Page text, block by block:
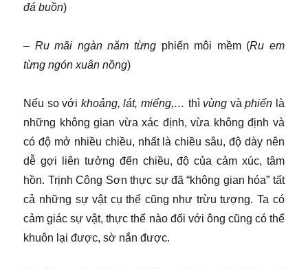
đá buồn)
– Ru mãi ngàn năm từng phiến môi mềm (Ru em
từng ngón xuân nồng)
Nếu so với khoảng, lát, miếng,… thì vùng vàphiến là
những không gian vừa xác định, vừa không định và
có độ mở nhiều chiều, nhất là chiều sâu, độ dày nên
dễ gợi liên tưởng đến chiều, độ của cảm xúc, tâm
hồn. Trịnh Công Sơn thực sự đã “không gian hóa” tất
cả những sự vật cụ thể cũng như trừu tượng. Ta có
cảm giác sự vật, thực thể nào đối với ông cũng có thể
khuôn lại được, sờ nắn được.